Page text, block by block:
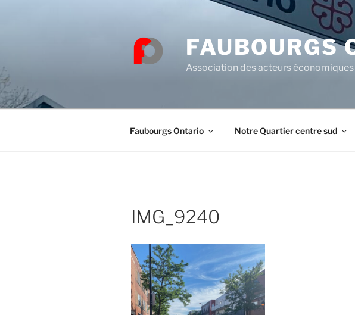
FAUBOURGS
Association des acteurs
Faubourgs Ontario Notre Quartier centre sud
IMG_9240